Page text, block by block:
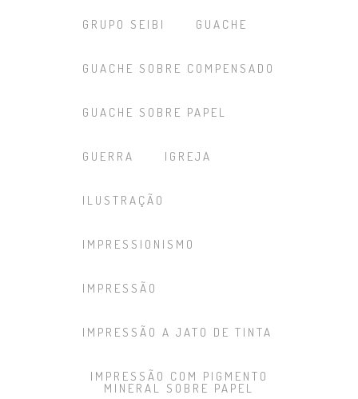
GRUPO SEIBI GUACHE
GUACHE SOBRE COMPENSADO
GUACHE SOBRE PAPEL
GUERRA IGREJA
ILUSTRAÇÃO
IMPRESSIONISMO
IMPRESSÃO
IMPRESSÃO A JATO DE TINTA
IMPRESSÃO COM PIGMENTO
MINERAL SOBRE PAPEL